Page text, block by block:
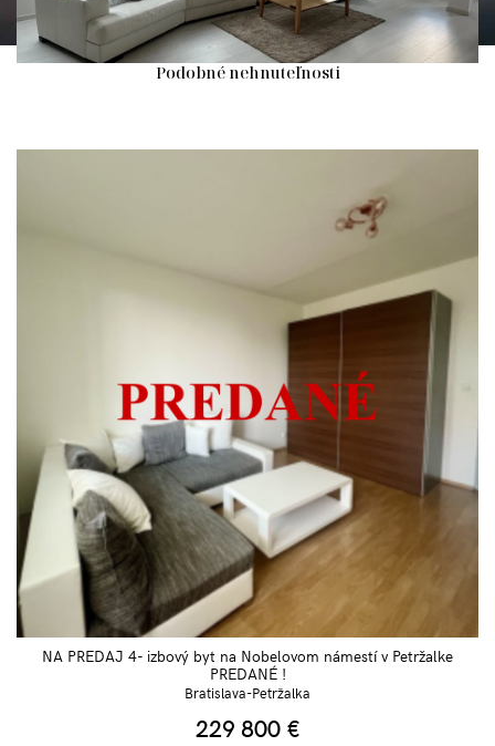
Podobné nehnuteľnosti
NA PREDAJ 4- izbový byt na Nobelovom námestí v Petržalke
PREDANÉ !
Bratislava-Petržalka
229 800 €